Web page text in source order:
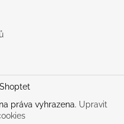
práva vyhrazena. Upravit